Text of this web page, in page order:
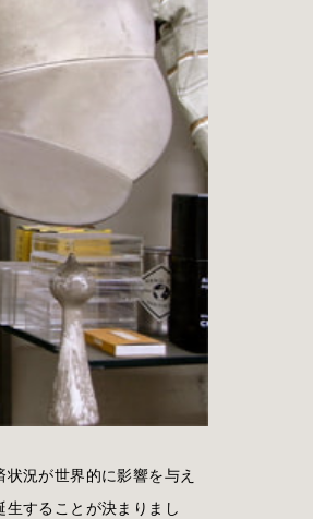
況が世界的に影響を与え
することが決まりまし